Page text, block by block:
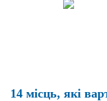
14 місць, які